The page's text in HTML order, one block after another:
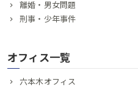
離婚・男女問題
刑事・少年事件
オフィス一覧
六本木オフィス